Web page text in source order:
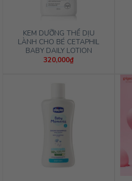
KEM DƯỠNG THỂ DỊU
LÀNH CHO BÉ CETAPHIL
BABY DAILY LOTION
320,000₫